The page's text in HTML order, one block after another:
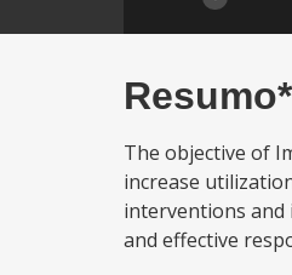
Resumo*
The objective of
increase
interventions
and effective